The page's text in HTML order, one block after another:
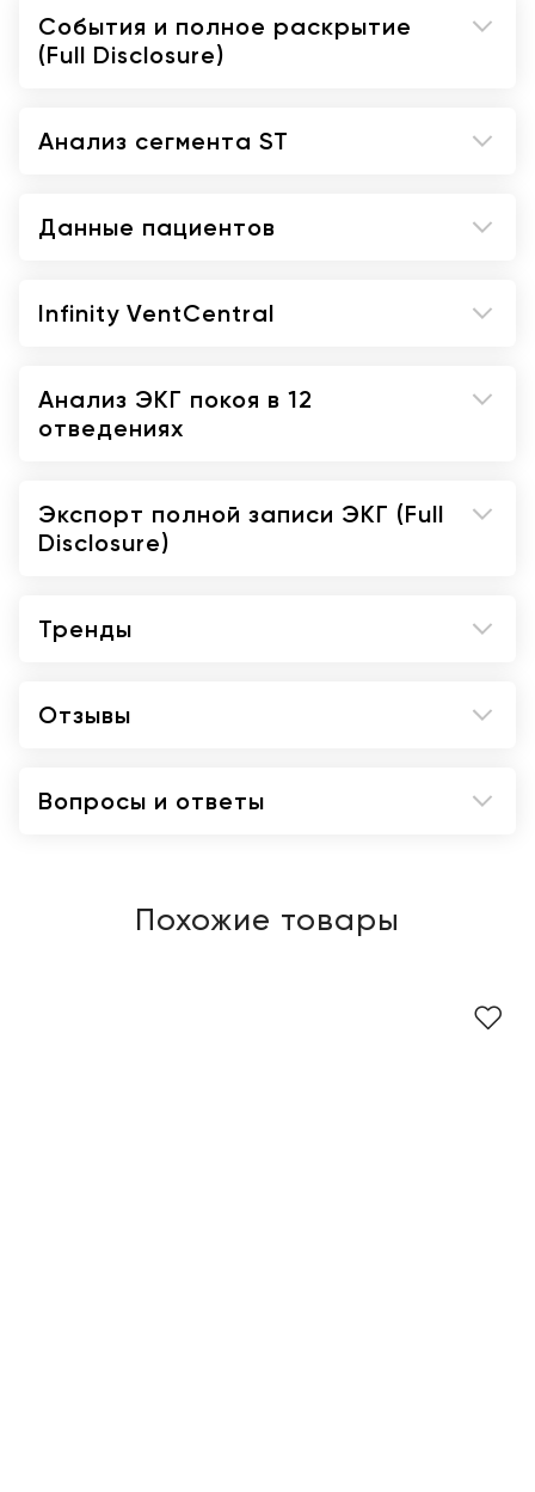
События и полное раскрытие
(Full Disclosure)
Анализ сегмента ST
Данные пациентов
Infinity VentCentral
Анализ ЭКГ покоя в 12
отведениях
Экспорт полной записи ЭКГ (Full
Disclosure)
Тренды
Отзывы
Вопросы и ответы
Похожие товары